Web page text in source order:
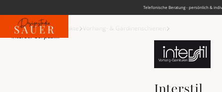
Telefonische Beratung - persönlich &
Startseite
Alle Produkte
Vorhang- & Gardinenschienen
Interstil Corpus....